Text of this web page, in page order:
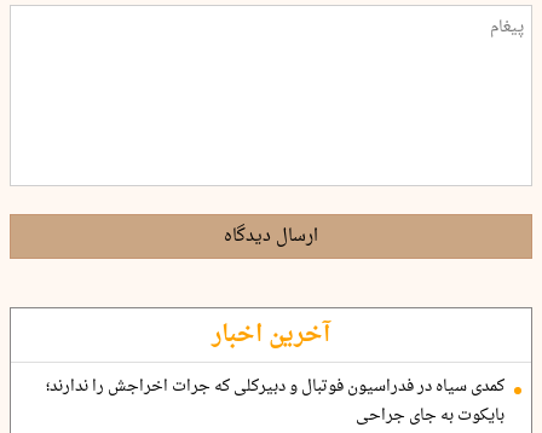
ارسال دیدگاه
آخرین اخبار
کمدی سیاه در فدراسیون فوتبال و دبیرکلی که جرات اخراجش را ندارند؛
بایکوت به جای جراحی